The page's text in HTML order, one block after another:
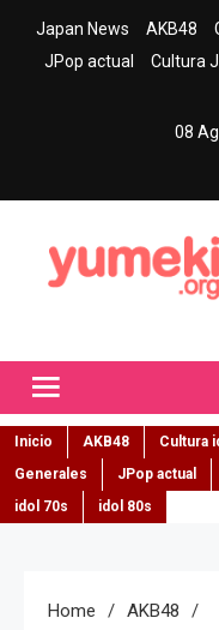
Japan News AKB48
JPop actual
Cultura
08
Inicio AKB48 Cultura
Generales
JPop actual
idol 70s
idol 80s
Home
AKB48